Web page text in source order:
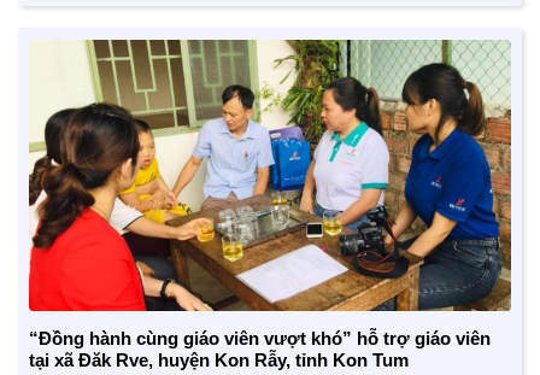
NHỊP CẦU NHÂN ÁI
Nhịp cầu Nhân ái VTV1
Địa chỉ nhân ái
“Đồng hành cùng giáo viên vượt khó” hỗ trợ giáo viên
tại xã Đăk Rve, huyện Kon Rẫy, tỉnh Kon Tum